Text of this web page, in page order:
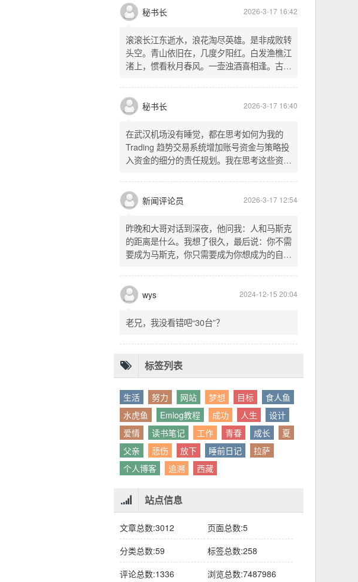
秘书长 2026-3-17 16:42
滚滚长江东逝水，浪花淘尽英雄。是非成败转
头空。青山依旧在，几度夕阳红。白发渔樵江
渚上，惯看秋月春风。一壶浊酒喜相逢。古今
的开篇词，气势磅礴，感慨历史兴衰、人生短
暂。晚饭时在墙上看到这句诗，让人感慨万
千。历史长河滚滚向前，多少英雄豪杰都随江
水而去。人生短暂，更应珍惜当下，做好每一
件事。
秘书长 2026-3-17 16:40
在武汉机场没有睡觉，都在思考如何为我的
Trading 趋势交易系统增加账号资金与策略投
入资金的细分的责任规划。我在思考这些资金
投入资金是每个策略单独分配的资金。昨天回
到家之后，我也在为博客增加这些功能，把交
易系统理念落实到代码层面。东西用久了需要
维护，人也是一样，累了就要好好休息。
新闻评论员 2026-3-17 12:54
昨晚和大哥对话到深夜，他问我：人和马斯克
的距离是什么。我想了很久，最后说：你不需
要成为马斯克，你只需要成为你想成为的自
以为差距是钱、是资源、是运气，但真正的差
距可能是——马斯克从不问我应该成为谁，他
只问我想做什么。而我们，花了太多时间活成
别人眼中的应该。这句话不是安慰，是提醒：
wys 2024-12-15 20:04
老兄，我没看错吧“30台”？
标签列表
生活 努力 网站 梦想 目标
食人鱼
水虎鱼
Emlog教程 成功 人生
设计
爱情
读书笔记 工作 青春 成长
夏
父亲
悲伤 放下 睡前日记
拉萨
个人博客
追溯 西藏
站点信息
文章总数:3012
页面总数:5
分类总数:59
标签总数:258
评论总数:1336
浏览总数:7487986